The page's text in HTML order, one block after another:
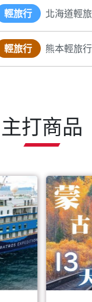
輕旅行 北海道輕
輕旅行 熊本輕旅
主打商品